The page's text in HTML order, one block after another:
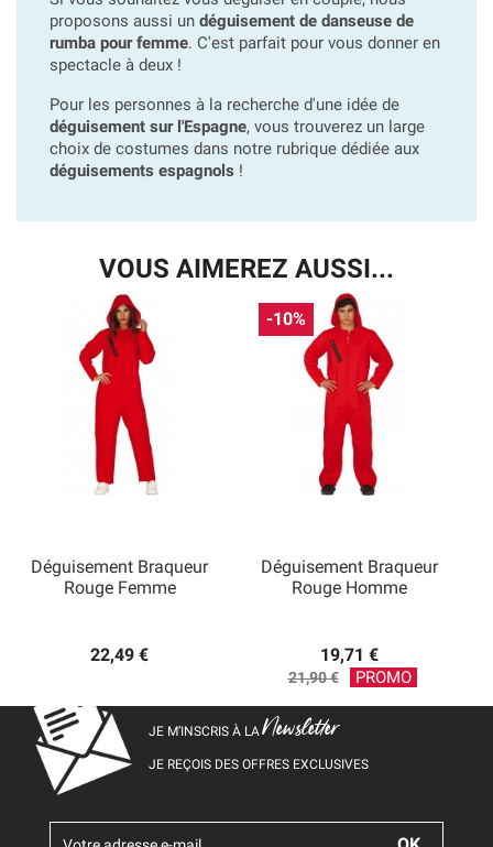
proposons aussi un déguisement de danseuse de
rumba pour femme. C'est parfait pour vous donner en
spectacle à deux !
Pour les personnes à la recherche d'une idée de
déguisement sur l'Espagne, vous trouverez un large
choix de costumes dans notre rubrique dédiée aux
déguisements espagnols !
VOUS AIMEREZ AUSSI...
Déguisement Braqueur
Rouge Femme
22,49 €
Déguisement Braqueur
Rouge Homme
19,71 €
Prix
base
21,90 € PROMO
-10%
JE M’INSCRIS À LANewsletter
JE REÇOIS DES OFFRES EXCLUSIVES